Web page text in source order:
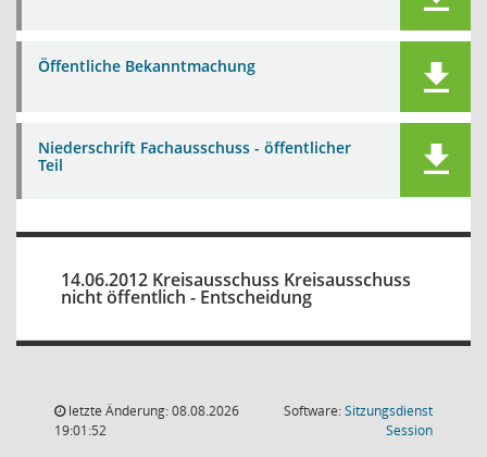
Öffentliche Bekanntmachung
Niederschrift Fachausschuss - öffentlicher
Teil
14.06.2012 Kreisausschuss Kreisausschuss
nicht öffentlich - Entscheidung
letzte Änderung: 08.08.2026
19:01:52
Software:Sitzungsdienst
Session(Wird in